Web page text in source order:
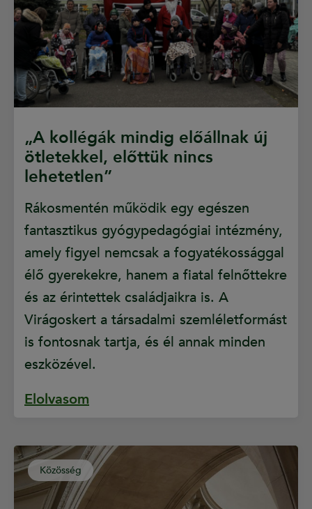
„A kollégák mindig előállnak új
ötletekkel, előttük nincs
lehetetlen”
Rákosmentén működik egy egészen
fantasztikus gyógypedagógiai intézmény,
amely figyel nemcsak a fogyatékossággal
élő gyerekekre, hanem a fiatal felnőttekre
és az érintettek családjaikra is. A
Virágoskert a társadalmi szemléletformást
is fontosnak tartja, és él annak minden
eszközével.
Elolvasom
Közösség